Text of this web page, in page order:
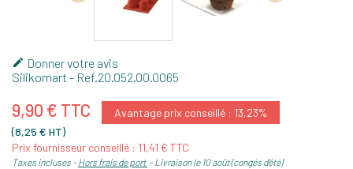
 Donner votre avis
Silikomart - Ref.20.052.00.0065
9,90 € TTC
Avantage prix conseillé : 13,23%
(8,25 € HT)
Prix fournisseur conseillé : 11,41 € TTC
Taxes incluses Hors frais de port Livraison le 10 août (congés d'été)